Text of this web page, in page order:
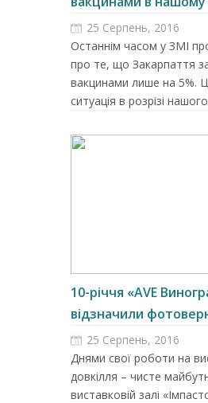
25 Серпень, 2016
Останнім часом у ЗМІ
про те, що Закарпаття
вакцинами лише на 5%.
ситуація в розрізі
10-річчя «АVE
відзначили
25 Серпень, 2016
Днями свої роботи на
довкілля – чисте
виставковій залі